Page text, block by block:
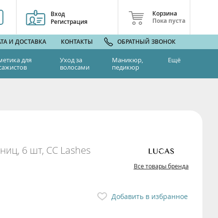
Вход
Регистрация
Корзина
Пока пуста
И ДОСТАВКА КОНТАКТЫ ОБРАТНЫЙ ЗВОНОК
для
Уход за
волосами
Маникюр,
педикюр
Ещё
6 шт, CC Lashes
Все товары бренда
Добавить в избранное